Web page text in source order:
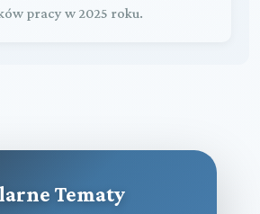
pracy w 2025 roku.
Tematy